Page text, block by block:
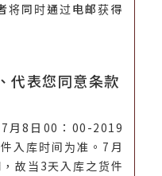
将同时通过电邮获得
代表您同意条款
月8日00：00-2019
入库时间为准。7月
故当3天入库之货件